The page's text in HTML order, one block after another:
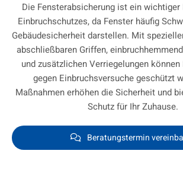
Die Fensterabsicherung ist ein
Einbruchschutzes, da Fenster häufig
Gebäudesicherheit darstellen. Mit
abschließbaren Griffen,
und zusätzlichen Verriegelungen
gegen Einbruchsversuche geschützt
Maßnahmen erhöhen die Sicherheit und
Schutz für Ihr Zuhause.
Beratungstermin